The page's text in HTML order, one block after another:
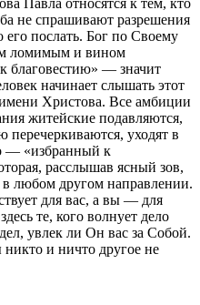
не спрашивают разрешения
его послать. Бог по Своему
ломимым и вином
благовестию» — значит
начинает слышать этот
Христова. Все амбиции
житейские подавляются,
перечеркиваются, уходят в
— «избранный к
расслышав ясный зов,
в любом другом направлении.
для вас, а вы — для
те, кого волнует дело
увлек ли Он вас за Собой.
никто и ничто другое не